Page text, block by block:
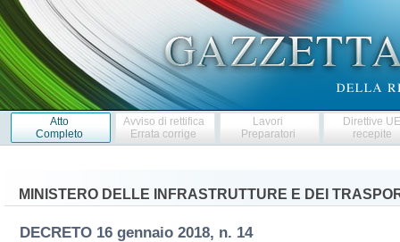
Atto
Completo
Avviso di rettifica
Errata corrige
Lavori
Preparatori
Direttive
recepite
MINISTERO DELLE INFRASTRUTTURE E DEI
DECRETO 16 gennaio 2018, n. 14